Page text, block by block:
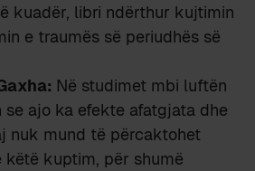
kuadër, libri ndërthur kujtimin
e traumës së periudhës së
Në studimet mbi luftën
se ajo ka efekte afatgjata dhe
nuk mund të përcaktohet
këtë kuptim, për shumë